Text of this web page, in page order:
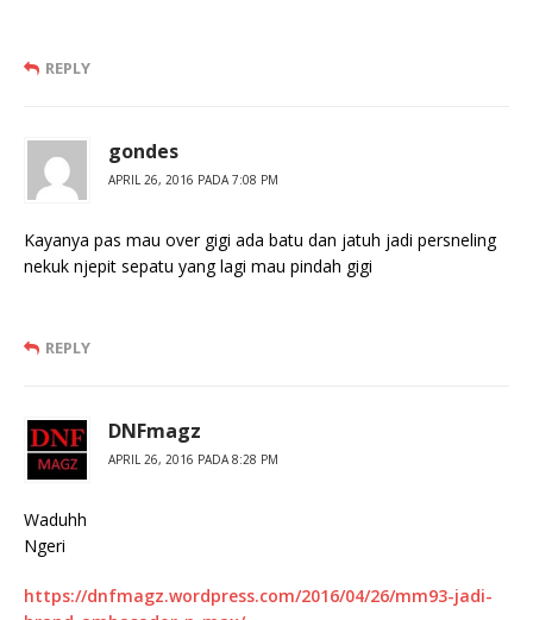
REPLY
gondes
APRIL 26, 2016 PADA 7:08 PM
Kayanya pas mau over gigi ada batu dan jatuh jadi persneling
nekuk njepit sepatu yang lagi mau pindah gigi
REPLY
DNFmagz
APRIL 26, 2016 PADA 8:28 PM
Waduhh
Ngeri
https://dnfmagz.wordpress.com/2016/04/26/mm93-jadi-